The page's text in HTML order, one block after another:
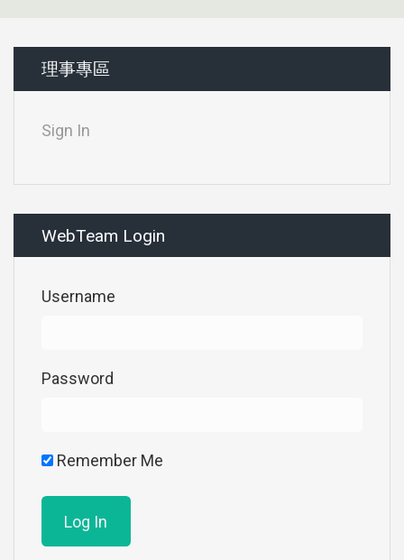
理事專區
Sign In
WebTeam Login
Username
Password
Remember Me